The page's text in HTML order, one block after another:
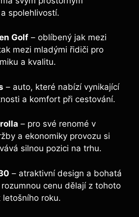
spolehlivostí.
Golf – oblíbený jak mezi
mezi mladými řidiči pro
a kvalitu.
– auto, které nabízí vynikající
a komfort při cestování.
– pro své renomé v
a ekonomiky provozu si
silnou pozici na trhu.
– atraktivní design a bohatá
cenu dělají z tohoto
letošního roku.